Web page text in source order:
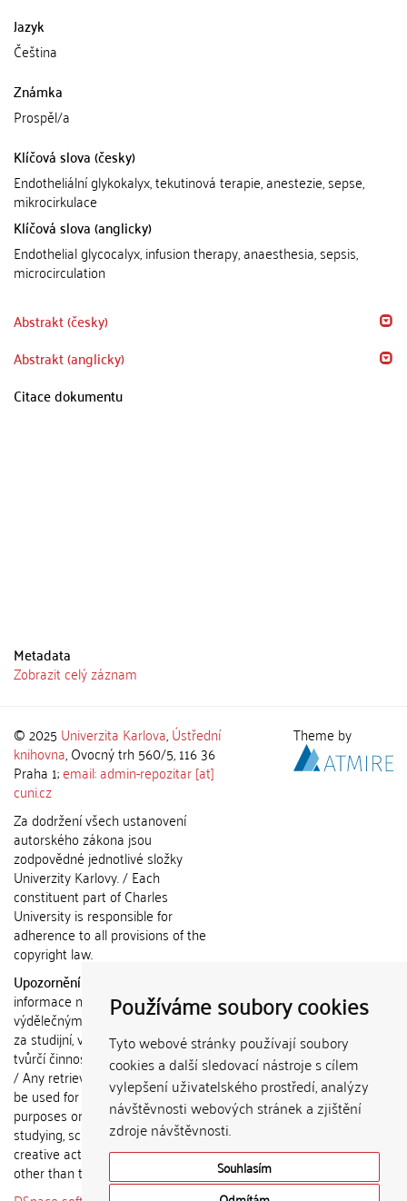
Používáme soubory cookies
Tyto webové stránky používají soubory
cookies a další sledovací nástroje s cílem
vylepšení uživatelského prostředí, analýzy
návštěvnosti webových stránek a zjištění
zdroje návštěvnosti.
Souhlasím
Jazyk
Čeština
Známka
Prospěl/a
Klíčová slova (česky)
Endotheliální glykokalyx, tekutinová terapie, anestezie, sepse,
mikrocirkulace
Klíčová slova (anglicky)
Endothelial glycocalyx, infusion therapy, anaesthesia, sepsis,
microcirculation
Abstrakt (česky)
Abstrakt (anglicky)
Citace dokumentu
Metadata
Zobrazit celý záznam
© 2025 Univerzita Karlova,Ústřední
knihovna, Ovocný trh 560/5, 116 36
Praha 1;email: admin-repozitar [at]
cuni.cz
Za dodržení všech ustanovení
autorského zákona jsou
zodpovědné jednotlivé složky
Univerzity Karlovy. / Each
constituent part of Charles
University is responsible for
adherence to all provisions of the
copyright law.
Upozornění / Notice:
informace nemohou být použity k
výdělečným účelům nebo vydávány
za studijní, vědeckou nebo jinou
tvůrčí činnost jiné osoby než autora.
/ Any retrieved information shall not
be used for any commercial
purposes or claimed as results of
studying, scientific or any other
creative activities of any person
other than the author.
Theme by